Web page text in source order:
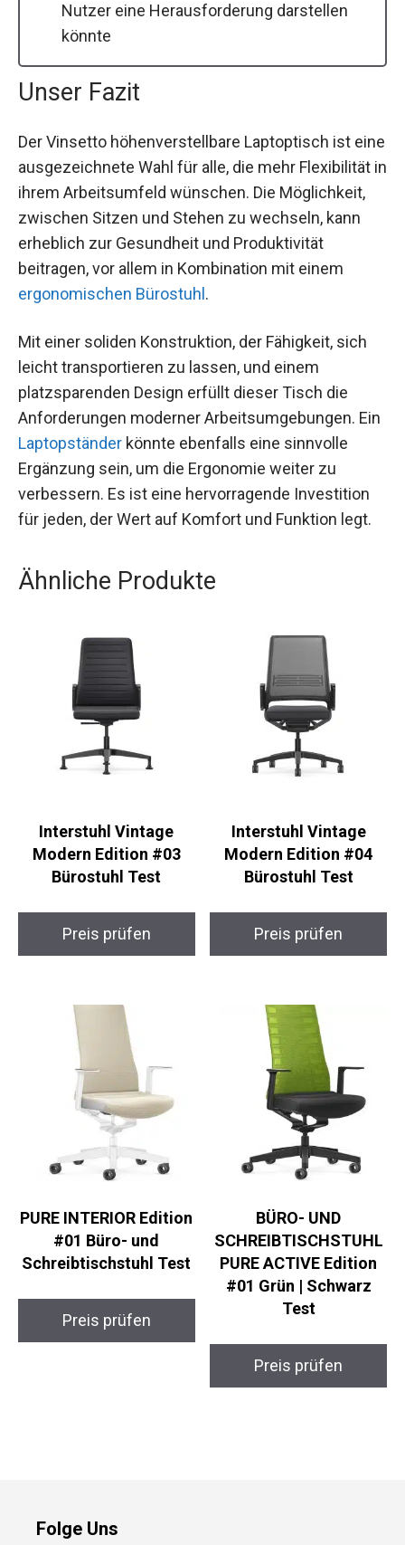
Nutzer eine Herausforderung darstellen
könnte
Unser Fazit
Der Vinsetto höhenverstellbare Laptoptisch ist eine
ausgezeichnete Wahl für alle, die mehr Flexibilität in
ihrem Arbeitsumfeld wünschen. Die Möglichkeit,
zwischen Sitzen und Stehen zu wechseln, kann
erheblich zur Gesundheit und Produktivität
beitragen, vor allem in Kombination mit einem
ergonomischen Bürostuhl .
Mit einer soliden Konstruktion, der Fähigkeit, sich
leicht transportieren zu lassen, und einem
platzsparenden Design erfüllt dieser Tisch die
Anforderungen moderner Arbeitsumgebungen. Ein
Laptopständer könnte ebenfalls eine sinnvolle
Ergänzung sein, um die Ergonomie weiter zu
verbessern. Es ist eine hervorragende Investition
für jeden, der Wert auf Komfort und Funktion legt.
Ähnliche Produkte
Interstuhl Vintage
Modern Edition #03
Bürostuhl Test
Preis prüfen
Interstuhl Vintage
Modern Edition #04
Bürostuhl Test
Preis prüfen
PURE INTERIOR Edition
#01 Büro- und
Schreibtischstuhl Test
Preis prüfen
BÜRO- UND
SCHREIBTISCHSTUHL
PURE ACTIVE Edition
#01 Grün | Schwarz
Test
Preis prüfen
Folge Uns